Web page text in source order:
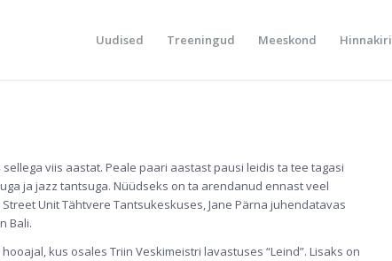
Uudised Treeningud Meeskond Hinnakiri
viis aastat. Peale paari aastast pausi leidis ta tee tagasi
ja jazz tantsuga. Nüüdseks on ta arendanud ennast veel
Unit Tähtvere Tantsukeskuses, Jane Pärna juhendatavas
Bali.
kus osales Triin Veskimeistri lavastuses “Leind”. Lisaks on